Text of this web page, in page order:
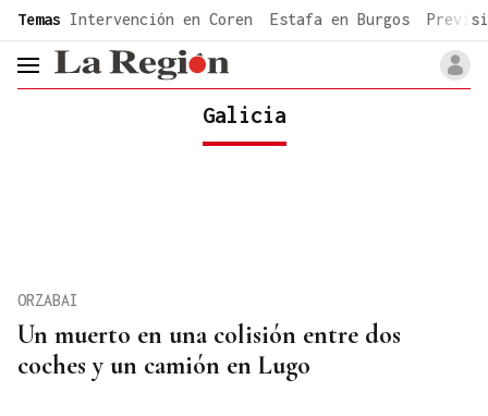
common.go-to-content
Temas Intervención en Coren Estafa en Burgos
header.menu.open
Galicia
Un muerto en una colisión entre dos
coches y un camión en Lugo
ORZABAI